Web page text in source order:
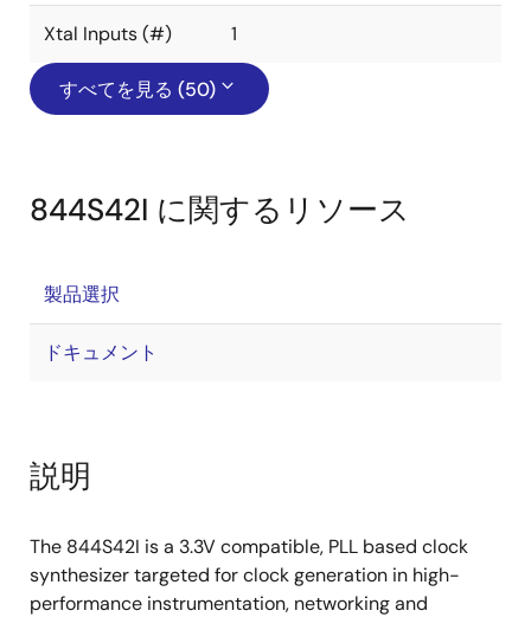
Xtal Inputs (#) 1
すべてを見る (50)
844S42I に関するリソース
製品選択
ドキュメント
説明
The 844S42I is a 3.3V compatible, PLL based clock
synthesizer targeted for clock generation in high-
performance instrumentation, networking and